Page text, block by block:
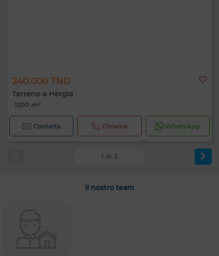
240.000 TND
Terreno a Hergla
1200 m²
Contatta Chiama WhatsApp
1 di 3
Il nostro team